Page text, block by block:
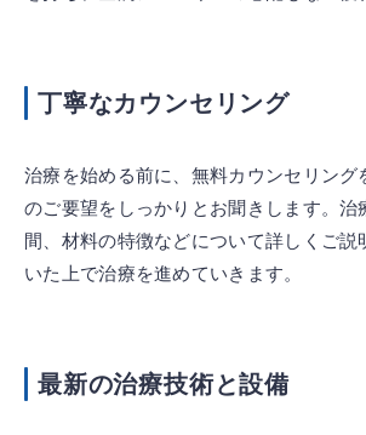
丁寧なカウンセリング
治療を始める前に、無料カウンセリング
のご要望をしっかりとお聞きします。治
間、材料の特徴などについて詳しくご説
いた上で治療を進めていきます。
最新の治療技術と設備